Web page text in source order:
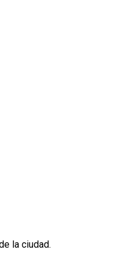
la ciudad.